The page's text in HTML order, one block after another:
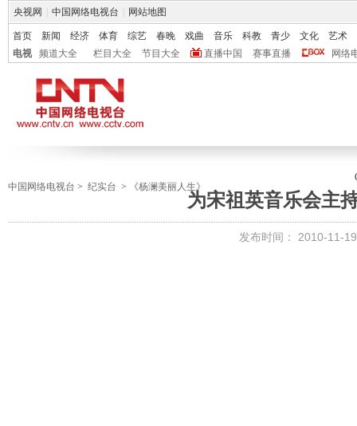
央视网 中国网络电视台 网站地图
首页 新闻 经济 体育 综艺 春晚 戏曲 音乐 科教 青少 文化
艺术
电视
频道大全 栏目大全 节目大全 直播中国 赛事直播 网络
中国网络电视台 > 纪实台 > 《杨澜美丽人生》
为宋祖英音乐会主
发布时间： 2010-11-